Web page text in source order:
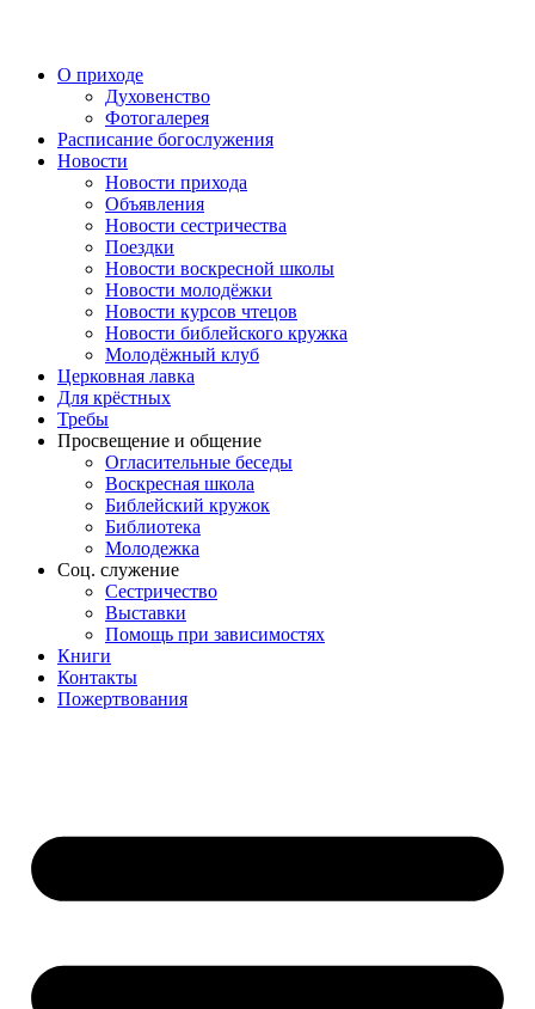
О приходе
Духовенство
Фотогалерея
Расписание богослужения
Новости
Новости прихода
Объявления
Новости сестричества
Поездки
Новости воскресной школы
Новости молодёжки
Новости курсов чтецов
Новости библейского кружка
Молодёжный клуб
Церковная лавка
Для крёстных
Требы
Просвещение и общение
Огласительные беседы
Воскресная школа
Библейский кружок
Библиотека
Молодежка
Соц. служение
Сестричество
Выставки
Помощь при зависимостях
Книги
Контакты
Пожертвования